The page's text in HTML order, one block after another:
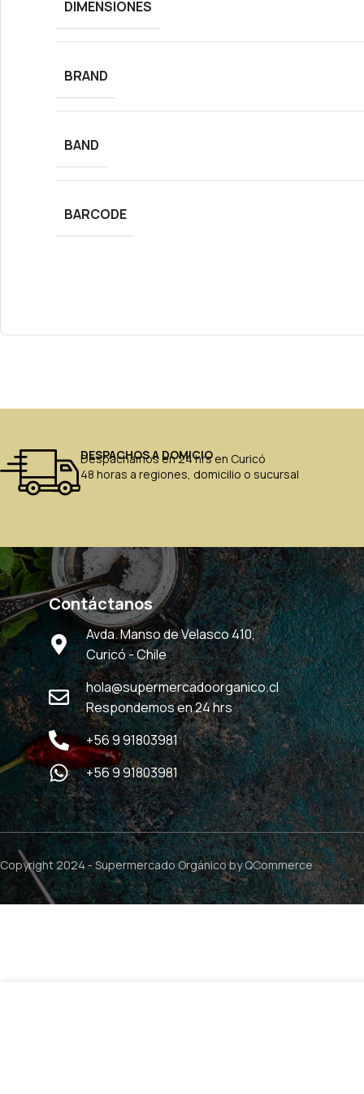
DIMENSIONES
BRAND
BAND
BARCODE
DESPACHOS A DOMICIO
Despachamos en 24 hrs en Curicó
48 horas a regiones, domicilio o sucursal
Contáctanos
Avda. Manso de Velasco 410,
Curicó - Chile
hola@supermercadoorganico.cl
Respondemos en 24 hrs
+56 9 91803981
+56 9 91803981
Copyright 2024 -Supermercado Orgánicoby QCommerce